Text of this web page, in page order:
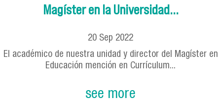
Magíster en la Universidad...
20 Sep 2022
El académico de nuestra unidad y director del Magíster en
Educación mención en Currículum...
see more